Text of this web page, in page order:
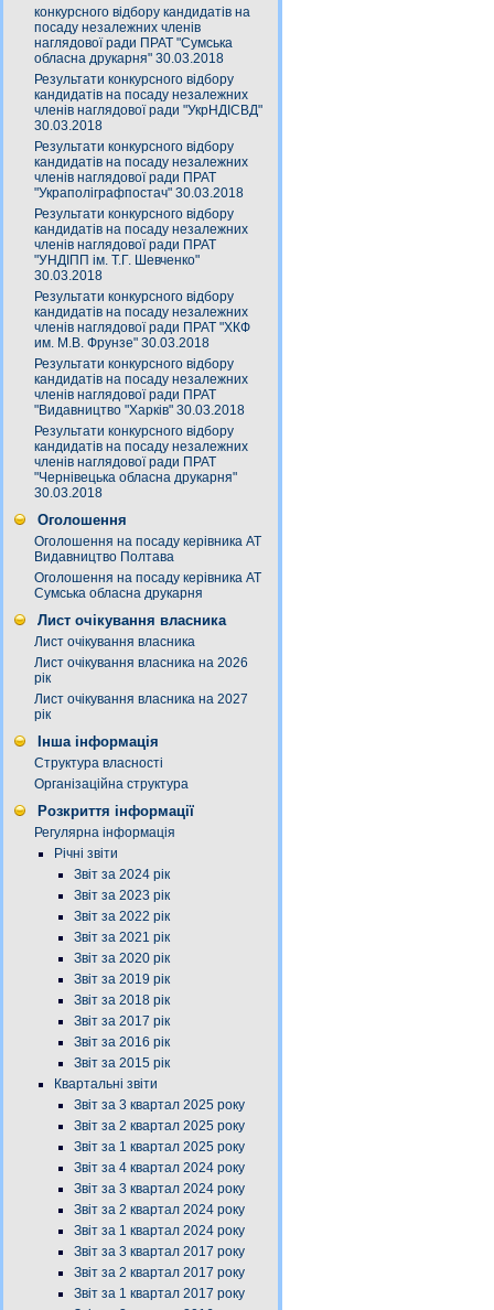
конкурсного відбору кандидатів на
посаду незалежних членів
наглядової ради ПРАТ "Сумська
обласна друкарня" 30.03.2018
Результати конкурсного відбору
кандидатів на посаду незалежних
членів наглядової ради "УкрНДІСВД"
30.03.2018
Результати конкурсного відбору
кандидатів на посаду незалежних
членів наглядової ради ПРАТ
"Украполіграфпостач" 30.03.2018
Результати конкурсного відбору
кандидатів на посаду незалежних
членів наглядової ради ПРАТ
"УНДІПП ім. Т.Г. Шевченко"
30.03.2018
Результати конкурсного відбору
кандидатів на посаду незалежних
членів наглядової ради ПРАТ "ХКФ
им. М.В. Фрунзе" 30.03.2018
Результати конкурсного відбору
кандидатів на посаду незалежних
членів наглядової ради ПРАТ
"Видавництво "Харків" 30.03.2018
Результати конкурсного відбору
кандидатів на посаду незалежних
членів наглядової ради ПРАТ
"Чернівецька обласна друкарня"
30.03.2018
Оголошення
Оголошення на посаду керівника АТ
Видавництво Полтава
Оголошення на посаду керівника АТ
Сумська обласна друкарня
Лист очікування власника
Лист очікування власника
Лист очікування власника на 2026
рік
Лист очікування власника на 2027
рік
Інша інформація
Структура власності
Організаційна структура
Розкриття інформації
Регулярна інформація
Річні звіти
Звіт за 2024 рік
Звіт за 2023 рік
Звіт за 2022 рік
Звіт за 2021 рік
Звіт за 2020 рік
Звіт за 2019 рік
Звіт за 2018 рік
Звіт за 2017 рік
Звіт за 2016 рік
Звіт за 2015 рік
Квартальні звіти
Звіт за 3 квартал 2025 року
Звіт за 2 квартал 2025 року
Звіт за 1 квартал 2025 року
Звіт за 4 квартал 2024 року
Звіт за 3 квартал 2024 року
Звіт за 2 квартал 2024 року
Звіт за 1 квартал 2024 року
Звіт за 3 квартал 2017 року
Звіт за 2 квартал 2017 року
Звіт за 1 квартал 2017 року